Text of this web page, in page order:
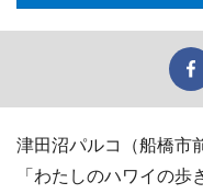
津田沼パルコ（船橋市
「わたしのハワイの